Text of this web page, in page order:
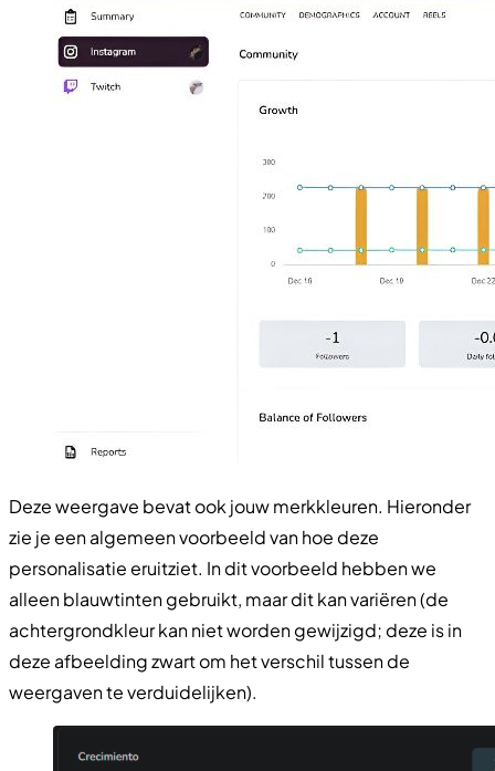
Deze weergave bevat ook jouw merkkleuren. Hieronder
zie je een algemeen voorbeeld van hoe deze
personalisatie eruitziet. In dit voorbeeld hebben we
alleen blauwtinten gebruikt, maar dit kan variëren (de
achtergrondkleur kan niet worden gewijzigd; deze is in
deze afbeelding zwart om het verschil tussen de
weergaven te verduidelijken).